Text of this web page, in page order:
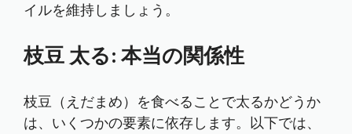
イルを維持しましょう。
枝豆 太る: 本当の関係性
枝豆（えだまめ）を食べることで太るかどうか
は、いくつかの要素に依存します。以下では、